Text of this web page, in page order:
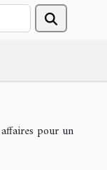
pour un